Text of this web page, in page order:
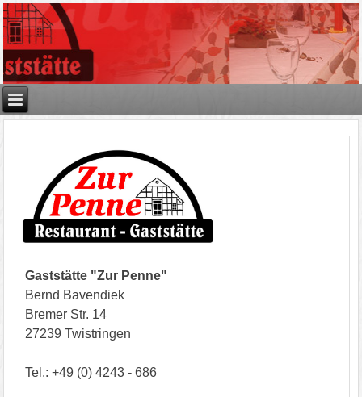
Gaststätte "Zur Penne"
Bernd Bavendiek
Bremer Str. 14
27239 Twistringen
Tel.: +49 (0) 4243 - 686